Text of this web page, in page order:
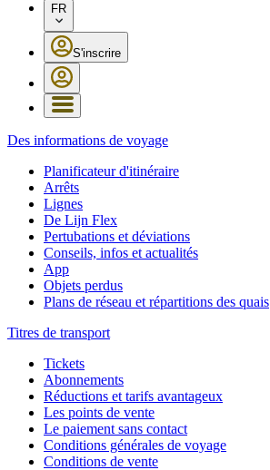
FR
S'inscrire
Des informations de voyage
Planificateur d'itinéraire
Arrêts
Lignes
De Lijn Flex
Pertubations et déviations
Conseils, infos et actualités
App
Objets perdus
Plans de réseau et répartitions des quais
Titres de transport
Tickets
Abonnements
Réductions et tarifs avantageux
Les points de vente
Le paiement sans contact
Conditions générales de voyage
Conditions de vente